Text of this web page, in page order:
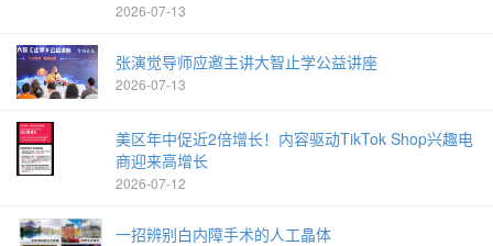
2026-07-13
张演觉导师应邀主讲大智止学公益讲座
2026-07-13
美区年中促近2倍增长！内容驱动TikTok Shop兴趣电
商迎来高增长
2026-07-12
一招辨别白内障手术的人工晶体